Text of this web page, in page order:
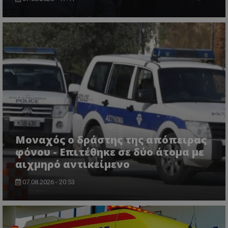
Μοναχός ο δράστης της απόπειρας
φόνου - Επιτέθηκε σε δύο άτομα με
αιχμηρό αντικείμενο
07.08.2026 - 20:53
VISITOR_PRIVACY_METADATA
YouTube
.youtube.com